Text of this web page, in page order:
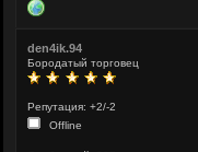
den4ik.94
Бородатый торговец
Репутация: +2/-2
Offline